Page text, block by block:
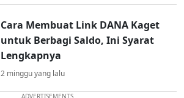
Cara Membuat Link DANA Kaget
untuk Berbagi Saldo, Ini Syarat
Lengkapnya
2 minggu yang lalu